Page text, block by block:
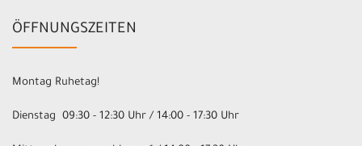
ÖFFNUNGSZEITEN
Montag Ruhetag!
Dienstag 09:30 - 12:30 Uhr / 14:00 - 17:30 Uhr